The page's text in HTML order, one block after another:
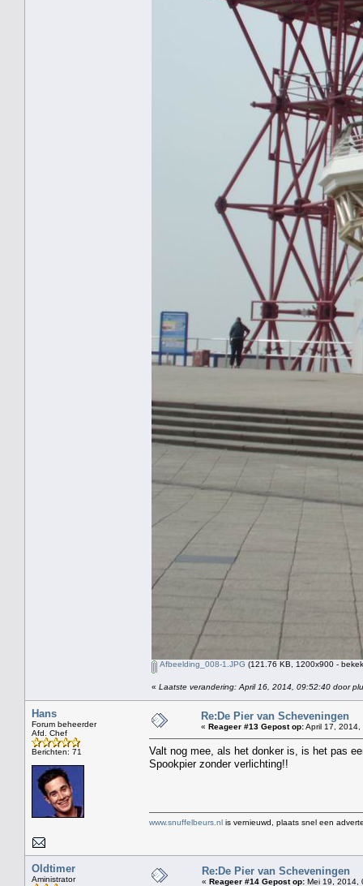
Afbeelding_008-1.JPG (121.76 KB, 1200x900 -
« Laatste verandering: April 16, 2014, 09:52:40 door
Hans
Forum beheerder
Afd. Chef
Berichten: 71
Re:De Pier van Scheveningen
« Reageer #13 Gepost op:April 17,
Valt nog mee, als het donker is, is het pas
Spookpier zonder verlichting!!
www.snuffelbeurs.nl is vernieuwd, plaats snel een
Oldtimer
Aministrator
Re:De Pier van Scheveningen
« Reageer #14 Gepost op: Mei 19, 2014,